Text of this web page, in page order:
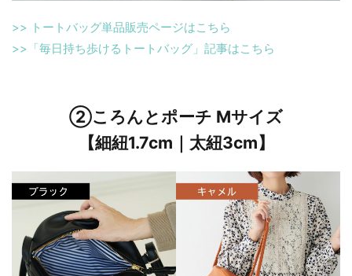
>> トートバッグ単品販売ページはこちら
>>「毎日持ち歩けるトートバッグ」記事はこちら
②ころんとポーチ Mサイズ
【細紐1.7cm｜太紐3cm】